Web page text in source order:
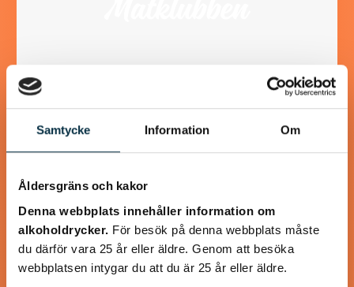
Samtycke Information Om
Åldersgräns och kakor
Denna webbplats innehåller information om
alkoholdrycker. För besök på denna webbplats måste
du därför vara 25 år eller äldre. Genom att besöka
webbplatsen intygar du att du är 25 år eller äldre.
Glutenfria och mättande
pannkaksrecept, eftersom det mättar mer och eftersom
det behövs för att binda ihop det glutenfria mjölet.…